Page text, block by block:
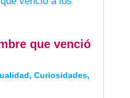
que venció
, Curiosidades,